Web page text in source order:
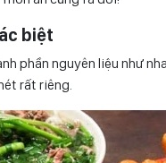
biệt
phần nguyên liệu như
rất riêng.